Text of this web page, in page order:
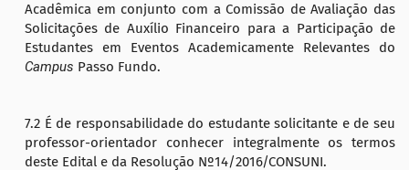
Acadêmica em conjunto com a Comissão de Avaliação das
Solicitações de Auxílio Financeiro para a Participação de
Estudantes em Eventos Academicamente Relevantes do
Campus Passo Fundo.
7.2 É de responsabilidade do estudante solicitante e de seu
professor-orientador conhecer integralmente os termos
deste Edital e da Resolução Nº14/2016/CONSUNI.